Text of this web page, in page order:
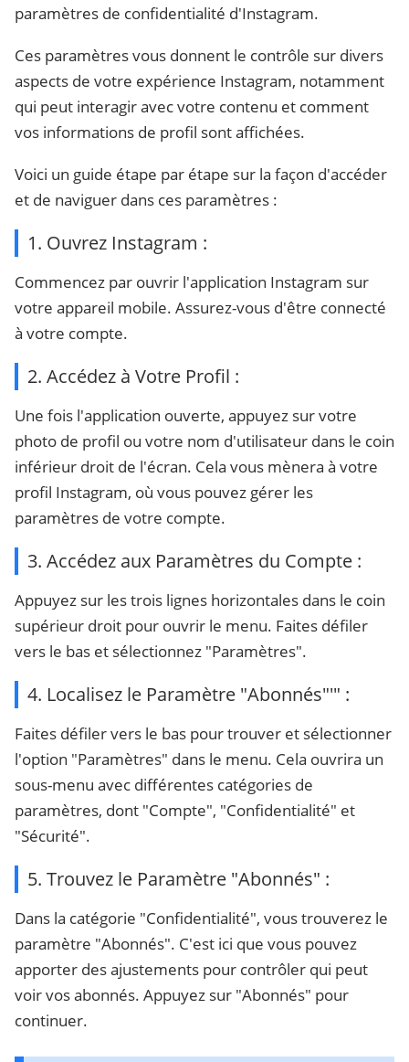
paramètres de confidentialité d'Instagram.
Ces paramètres vous donnent le contrôle sur divers
aspects de votre expérience Instagram, notamment
qui peut interagir avec votre contenu et comment
vos informations de profil sont affichées.
Voici un guide étape par étape sur la façon d'accéder
et de naviguer dans ces paramètres :
1. Ouvrez Instagram :
Commencez par ouvrir l'application Instagram sur
votre appareil mobile. Assurez-vous d'être connecté
à votre compte.
2. Accédez à Votre Profil :
Une fois l'application ouverte, appuyez sur votre
photo de profil ou votre nom d'utilisateur dans le coin
inférieur droit de l'écran. Cela vous mènera à votre
profil Instagram, où vous pouvez gérer les
paramètres de votre compte.
3. Accédez aux Paramètres du Compte :
Appuyez sur les trois lignes horizontales dans le coin
supérieur droit pour ouvrir le menu. Faites défiler
vers le bas et sélectionnez "Paramètres".
4. Localisez le Paramètre "Abonnés"'" :
Faites défiler vers le bas pour trouver et sélectionner
l'option "Paramètres" dans le menu. Cela ouvrira un
sous-menu avec différentes catégories de
paramètres, dont "Compte", "Confidentialité" et
"Sécurité".
5. Trouvez le Paramètre "Abonnés" :
Dans la catégorie "Confidentialité", vous trouverez le
paramètre "Abonnés". C'est ici que vous pouvez
apporter des ajustements pour contrôler qui peut
voir vos abonnés. Appuyez sur "Abonnés" pour
continuer.